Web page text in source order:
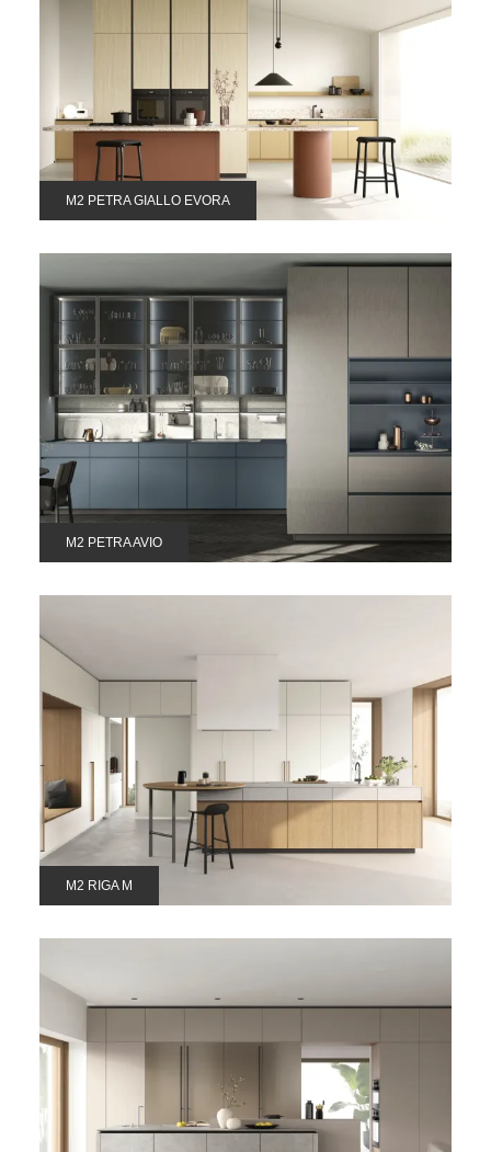
M2 PETRA GIALLO EVORA
M2 PETRA AVIO
M2 RIGA M